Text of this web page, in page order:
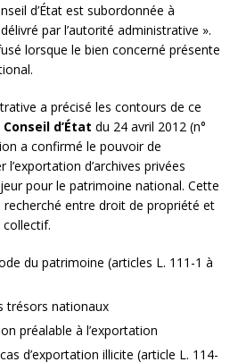
d’État est subordonnée à
par l’autorité administrative ».
lorsque le bien concerné présente
a précisé les contours de ce
Conseil d’État du 24 avril 2012 (n°
a confirmé le pouvoir de
l’exportation d’archives privées
pour le patrimoine national. Cette
recherché entre droit de propriété et
du patrimoine (articles L. 111-1 à
trésors nationaux
préalable à l’exportation
d’exportation illicite (article L. 114-